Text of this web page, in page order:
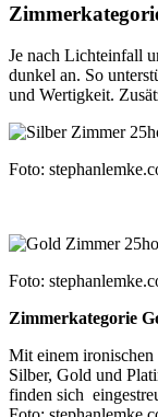
Je nach Lichteinfall
dunkel an. So
und Wertigkeit.
Foto:
Foto:
Zimmerkategorie
Mit einem
Silber, Gold und
finden sich